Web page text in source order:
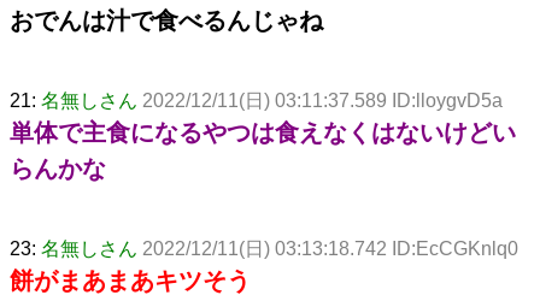
おでんは汁で食べるんじゃね
21: 名無しさん 2022/12/11(日) 03:11:37.589 ID:lloygvD5a
単体で主食になるやつは食えなくはないけどい
らんかな
23: 名無しさん 2022/12/11(日) 03:13:18.742 ID:EcCGKnlq0
餅がまあまあキツそう